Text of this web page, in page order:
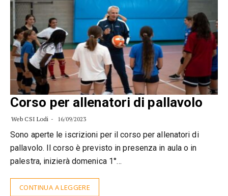
Corso per allenatori di pallavolo
Web CSI Lodi 16/09/2023
Sono aperte le iscrizioni per il corso per allenatori di
pallavolo. Il corso è previsto in presenza in aula o in
palestra, inizierà domenica 1°…
CONTINUA A LEGGERE